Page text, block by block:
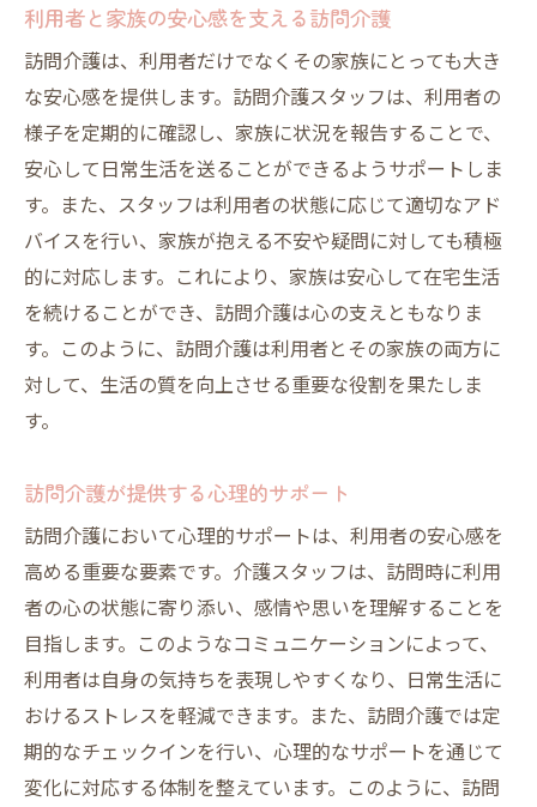
地域ネットワーク強化のための介護プログ
ラム
訪問介護スタッフによる安全確保の実際と事例
安全確保を支える訪問介護スタッフの役割
訪問介護現場での安全対策の実例
スタッフによる緊急時の対応方法
訪問介護における効果的なコミュニケーシ
ョン
訪問介護スタッフの継続的な技術向上
利用者とスタッフの信頼関係の構築
個別対応を重視した訪問介護の実践
訪問介護サービスの継続的改善
訪問介護における利用者評価の活用
訪問介護が提供する健康管理サービス
訪問介護の安全性を高めるための工夫
訪問介護のサービス品質向上の取り組み
訪問介護が地域住民に与える安心感とその理由
訪問介護が地域に根付く理由
利用者と家族の安心感を支える訪問介護
訪問介護は、利用者だけでなくその家族にとっても大き
な安心感を提供します。訪問介護スタッフは、利用者の
様子を定期的に確認し、家族に状況を報告することで、
安心して日常生活を送ることができるようサポートしま
す。また、スタッフは利用者の状態に応じて適切なアド
バイスを行い、家族が抱える不安や疑問に対しても積極
的に対応します。これにより、家族は安心して在宅生活
を続けることができ、訪問介護は心の支えともなりま
す。このように、訪問介護は利用者とその家族の両方に
対して、生活の質を向上させる重要な役割を果たしま
す。
訪問介護が提供する心理的サポート
訪問介護において心理的サポートは、利用者の安心感を
高める重要な要素です。介護スタッフは、訪問時に利用
者の心の状態に寄り添い、感情や思いを理解することを
目指します。このようなコミュニケーションによって、
利用者は自身の気持ちを表現しやすくなり、日常生活に
おけるストレスを軽減できます。また、訪問介護では定
期的なチェックインを行い、心理的なサポートを通じて
変化に対応する体制を整えています。このように、訪問